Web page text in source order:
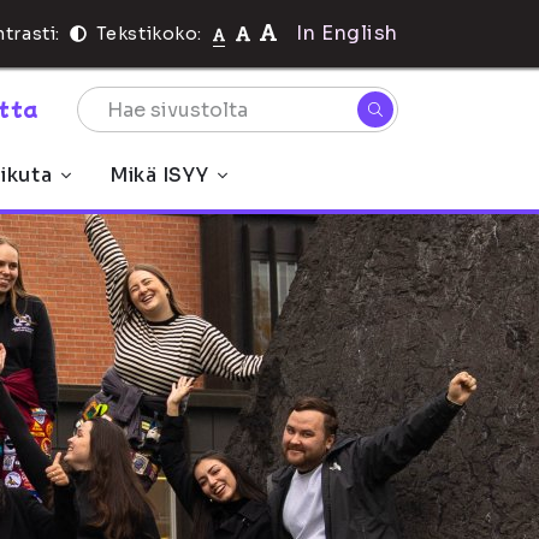
Tekstikoko: In English
Mikä ISYY